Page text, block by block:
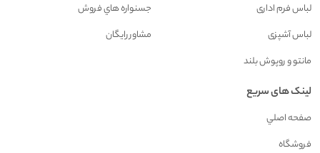
لباس فرم اداری
لباس آشپزی
مانتو و روپوش بلند
جسنواره هاي فروش
مشاور رايگان
لینک های سریع
صفحه اصلي
فروشگاه